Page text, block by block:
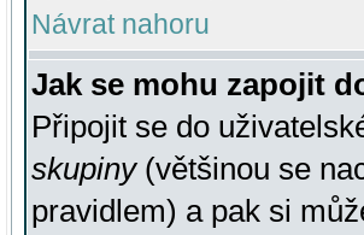
Návrat nahoru
Jak se mohu zapojit
Připojit se do
skupiny(většinou se
pravidlem) a pak si